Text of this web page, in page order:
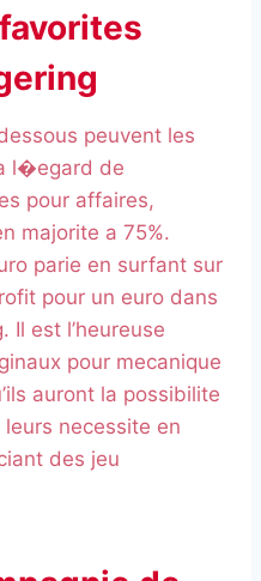
peuvent les
l�egard de
pour affaires,
majorite a 75%.
parie en surfant sur
pour un euro dans
Il est l’heureuse
pour mecanique
auront la possibilite
necessite en
des jeu